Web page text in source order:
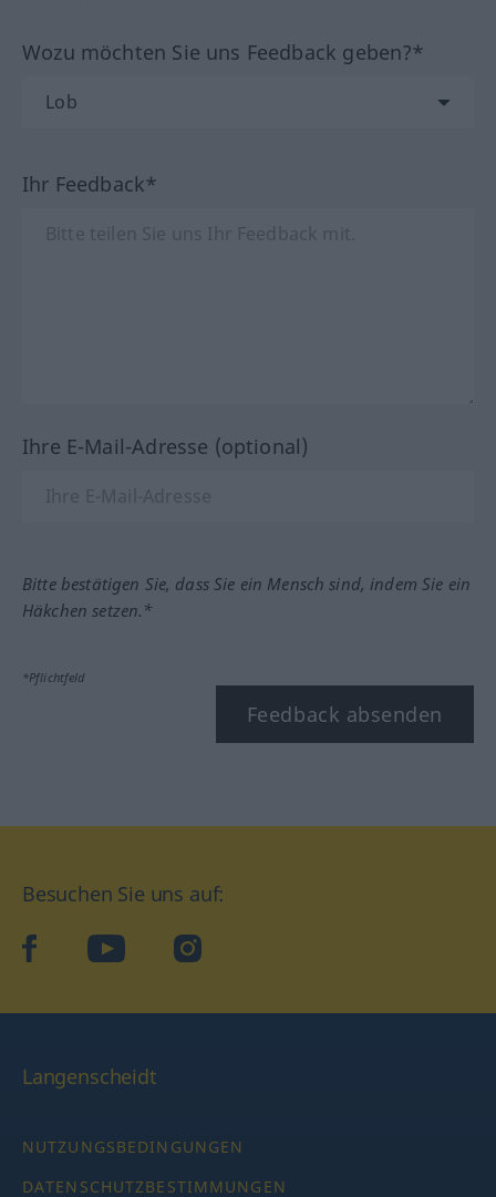
Wozu möchten Sie uns Feedback geben?*
Ihr Feedback*
Ihre E-Mail-Adresse (optional)
Bitte bestätigen Sie, dass Sie ein Mensch sind, indem Sie ein
Häkchen setzen.*
*Pflichtfeld
Feedback absenden
Besuchen Sie uns auf:
facebookYouTube Instagram
Langenscheidt
NUTZUNGSBEDINGUNGEN
DATENSCHUTZBESTIMMUNGEN